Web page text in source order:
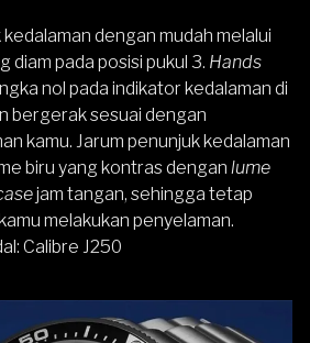
dengan mudah melalui
diam pada posisi pukul 3. Hands
nol pada indikator kedalaman di
bergerak sesuai dengan
kamu. Jarum penunjuk kedalaman
biru yang kontras dengan lume
jam tangan, sehingga tetap
melakukan penyelaman.
Calibre J250